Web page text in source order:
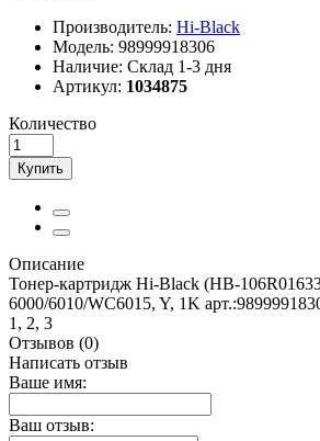
Производитель: Hi-Black
Модель: 98999918306
Наличие: Склад 1-3 дня
Артикул: 1034875
Количество
Купить
Описание
Тонер-картридж Hi-Black (HB-
6000/6010/WC6015, Y, 1K
1, 2, 3
Отзывов (0)
Написать отзыв
Ваше имя:
Ваш отзыв: